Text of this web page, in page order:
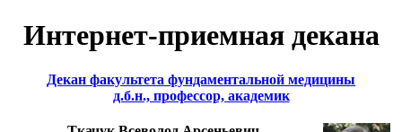
Интернет-приемная декана
Декан факультета фундаментальной медицины
д.б.н., профессор, академик